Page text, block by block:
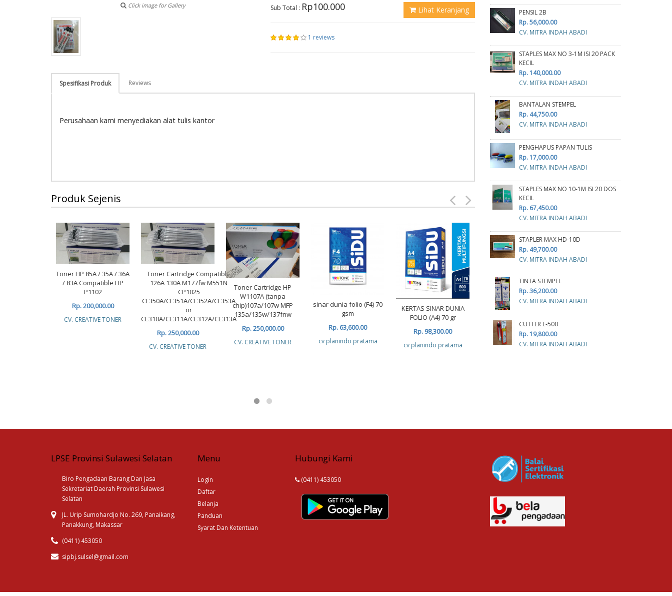
Click image for Gallery Sub Total : Rp100.000 Lihat Keranjang
1 reviews
Spesifikasi Produk Reviews
Perusahaan kami menyediakan alat tulis kantor
Produk Sejenis
Toner HP 85A / 35A / 36A
/ 83A Compatible HP
P1102
Rp. 200,000.00
CV. CREATIVE TONER
Toner Cartridge Compatible
126A 130A M177fw M551N
CP1025
CF350A/CF351A/CF352A/CF353A
or
CE310A/CE311A/CE312A/CE313A
Rp. 250,000.00
CV. CREATIVE TONER
Toner Cartridge HP
W1107A (tanpa
chip)107a/107w MFP
135a/135w/137fnw
Rp. 250,000.00
CV. CREATIVE TONER
sinar dunia folio (F4) 70
gsm
Rp. 63,600.00
cv planindo pratama
KERTAS SINAR DUNIA
FOLIO (A4) 70 gr
Rp. 98,300.00
cv planindo pratama
KERTAS SINAR DUNIA A3
70 GRAM
Rp. 113,000.00
cv planindo pratama
PENSIL 2B
Rp. 56,000.00
CV. MITRA INDAH ABADI
STAPLES MAX NO 3-1M ISI 20 PACK
KECIL
Rp. 140,000.00
CV. MITRA INDAH ABADI
BANTALAN STEMPEL
Rp. 44,750.00
CV. MITRA INDAH ABADI
PENGHAPUS PAPAN TULIS
Rp. 17,000.00
CV. MITRA INDAH ABADI
STAPLES MAX NO 10-1M ISI 20 DOS
KECIL
Rp. 67,450.00
CV. MITRA INDAH ABADI
STAPLER MAX HD-10D
Rp. 49,700.00
CV. MITRA INDAH ABADI
TINTA STEMPEL
Rp. 36,200.00
CV. MITRA INDAH ABADI
CUTTER L-500
Rp. 19,800.00
CV. MITRA INDAH ABADI
LPSE Provinsi Sulawesi Selatan
Biro Pengadaan Barang Dan Jasa
Sekretariat Daerah Provinsi Sulawesi
Selatan
JL. Urip Sumohardjo No. 269, Panaikang,
Panakkung, Makassar
(0411) 453050
sipbj.sulsel@gmail.com
Menu
Login
Daftar
Belanja
Panduan
Syarat Dan Ketentuan
Hubungi Kami
(0411) 453050